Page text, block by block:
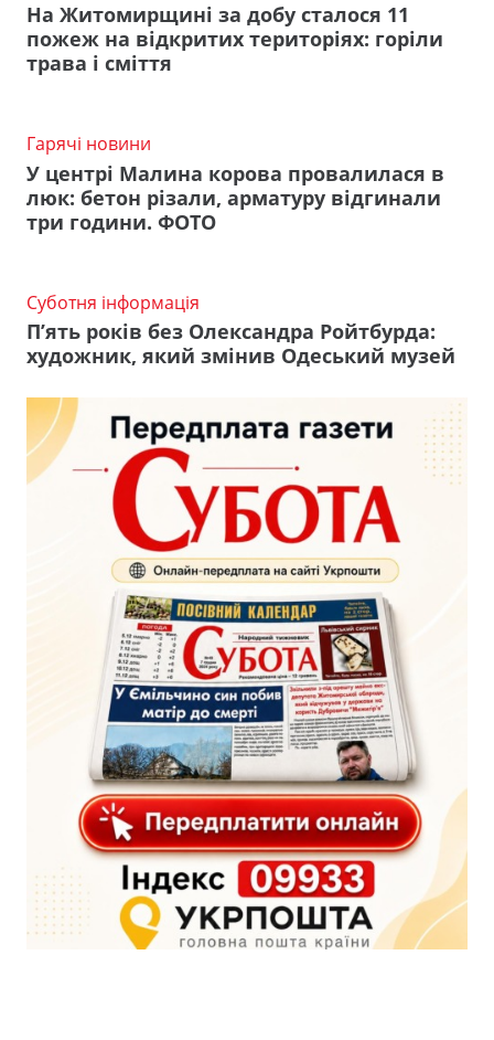
На Житомирщині за добу сталося 11
пожеж на відкритих територіях: горіли
трава і сміття
Гарячі новини
У центрі Малина корова провалилася в
люк: бетон різали, арматуру відгинали
три години. ФОТО
Суботня інформація
П’ять років без Олександра Ройтбурда:
художник, який змінив Одеський музей